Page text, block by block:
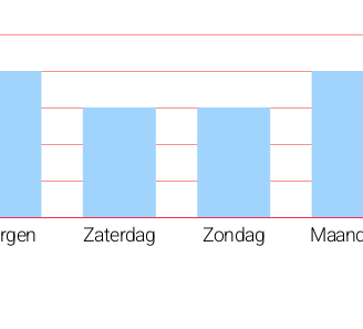
Zaterdag Zondag